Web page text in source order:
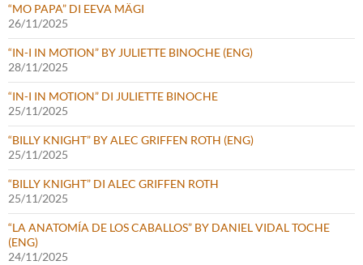
“MO PAPA” DI EEVA MÄGI
26/11/2025
“IN-I IN MOTION” BY JULIETTE BINOCHE (ENG)
28/11/2025
“IN-I IN MOTION” DI JULIETTE BINOCHE
25/11/2025
“BILLY KNIGHT” BY ALEC GRIFFEN ROTH (ENG)
25/11/2025
“BILLY KNIGHT” DI ALEC GRIFFEN ROTH
25/11/2025
“LA ANATOMÍA DE LOS CABALLOS” BY DANIEL VIDAL TOCHE
(ENG)
24/11/2025